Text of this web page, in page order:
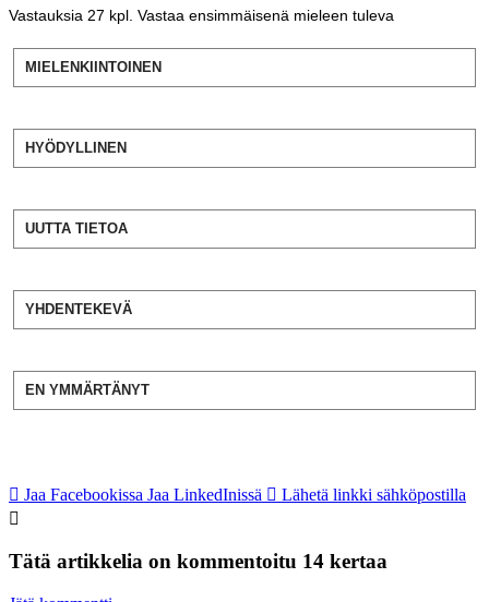
Vastauksia 27 kpl. Vastaa ensimmäisenä mieleen tuleva
MIELENKIINTOINEN
HYÖDYLLINEN
UUTTA TIETOA
YHDENTEKEVÄ
EN YMMÄRTÄNYT
Jaa Facebookissa Jaa LinkedInissä Lähetä linkki sähköpostilla
Tätä artikkelia on kommentoitu 14 kertaa